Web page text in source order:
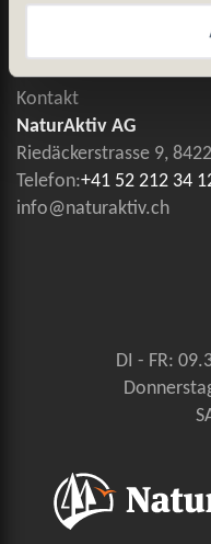
Kontaktieren Sie
Kontakt
NaturAktiv AG
Riedäckerstrasse 9,
Telefon:+41 52 212 34
info@naturaktiv.ch
DI - FR: